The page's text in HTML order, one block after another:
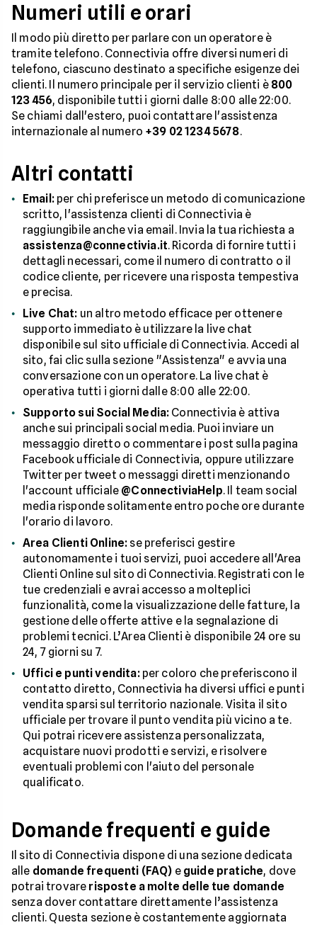
Numeri utili e orari
Il modo più diretto per parlare con un operatore è
tramite telefono. Connectivia offre diversi numeri di
telefono, ciascuno destinato a specifiche esigenze dei
clienti. Il numero principale per il servizio clienti è 800
123 456, disponibile tutti i giorni dalle 8:00 alle 22:00.
Se chiami dall'estero, puoi contattare l'assistenza
internazionale al numero +39 02 1234 5678.
Altri contatti
Email:per chi preferisce un metodo di comunicazione
scritto, l'assistenza clienti di Connectivia è
raggiungibile anche via email. Invia la tua richiesta a
assistenza@connectivia.it. Ricorda di fornire tutti i
dettagli necessari, come il numero di contratto o il
codice cliente, per ricevere una risposta tempestiva
e precisa.
Live Chat: un altro metodo efficace per ottenere
supporto immediato è utilizzare la live chat
disponibile sul sito ufficiale di Connectivia. Accedi al
sito, fai clic sulla sezione "Assistenza" e avvia una
conversazione con un operatore. La live chat è
operativa tutti i giorni dalle 8:00 alle 22:00.
Supporto sui Social Media: Connectivia è attiva
anche sui principali social media. Puoi inviare un
messaggio diretto o commentare i post sulla pagina
Facebook ufficiale di Connectivia, oppure utilizzare
Twitter per tweet o messaggi diretti menzionando
l'account ufficiale @ConnectiviaHelp. Il team social
media risponde solitamente entro poche ore durante
l'orario di lavoro.
Area Clienti Online: se preferisci gestire
autonomamente i tuoi servizi, puoi accedere all'Area
Clienti Online sul sito di Connectivia. Registrati con le
tue credenziali e avrai accesso a molteplici
funzionalità, come la visualizzazione delle fatture, la
gestione delle offerte attive e la segnalazione di
problemi tecnici. L’Area Clienti è disponibile 24 ore su
24, 7 giorni su 7.
Uffici e punti vendita:per coloro che preferiscono il
contatto diretto, Connectivia ha diversi uffici e punti
vendita sparsi sul territorio nazionale. Visita il sito
ufficiale per trovare il punto vendita più vicino a te.
Qui potrai ricevere assistenza personalizzata,
acquistare nuovi prodotti e servizi, e risolvere
eventuali problemi con l'aiuto del personale
qualificato.
Domande frequenti e guide
Il sito di Connectivia dispone di una sezione dedicata
alle domande frequenti (FAQ) e guide pratiche, dove
potrai trovare risposte a molte delle tue domande
senza dover contattare direttamente l’assistenza
clienti. Questa sezione è costantemente aggiornata